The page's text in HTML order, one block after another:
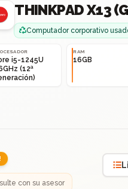
THINKPAD X13
Computador corporativo
i5-1245U
(12ª
RAM
16GB
con su asesor